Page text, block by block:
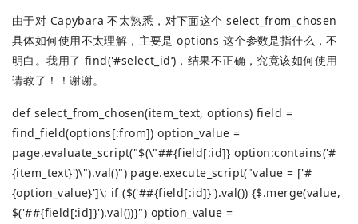
由于对 Capybara 不太熟悉，对下面这个 select_from_chosen
具体如何使用不太理解，主要是 options 这个参数是指什么，不
明白。我用了 find('#select_id‘)，结果不正确，究竟该如何使用
请教了！！谢谢。
def select_from_chosen(item_text, options) field =
find_field(options[:from]) option_value =
page.evaluate_script("$(\"##{field[:id]} option:contains('#
{item_text}')\").val()") page.execute_script("value = ['#
{option_value}']\; if ($('##{field[:id]}').val()) {$.merge(value,
$('##{field[:id]}').val())}") option_value =